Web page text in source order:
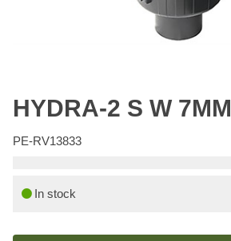
HYDRA-2 S W 7MM
PE-RV13833
In stock